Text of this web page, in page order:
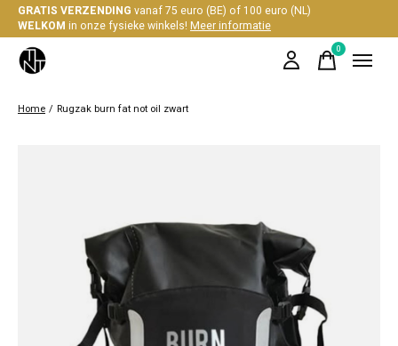
GRATIS VERZENDING vanaf 75 euro (BE) of 100 euro (NL)
WELKOM in onze fysieke winkels!Meer informatie
0items
Home / Rugzak burn fat not oil zwart